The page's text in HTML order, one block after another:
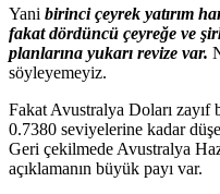
Yani birinci çeyrek yatırım
fakat dördüncü çeyreğe ve
planlarına yukarı revize var.
söyleyemeyiz.
Fakat Avustralya Doları
0.7380 seviyelerine kadar
Geri çekilmede Avustralya
açıklamanın büyük payı var.